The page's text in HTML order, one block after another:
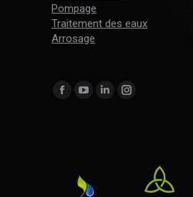
Pompage
Traitement des eaux
Arrosage
Trouvez nous sur :
dans
une
La